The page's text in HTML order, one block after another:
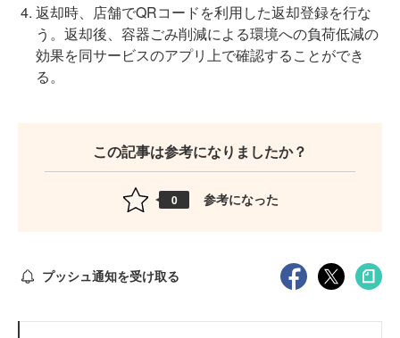
返却時、店舗でQRコードを利用した返却登録を行な
う。返却後、容器ごみ削減による環境への負荷低減の
効果を同サービスのアプリ上で確認することができ
る。
この記事は参考になりましたか？
0 参考になった
プッシュ通知を受け取る